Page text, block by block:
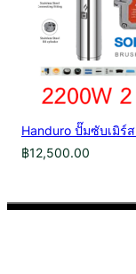
Handuro ปั๊มซับเมิร์
฿12,500.00